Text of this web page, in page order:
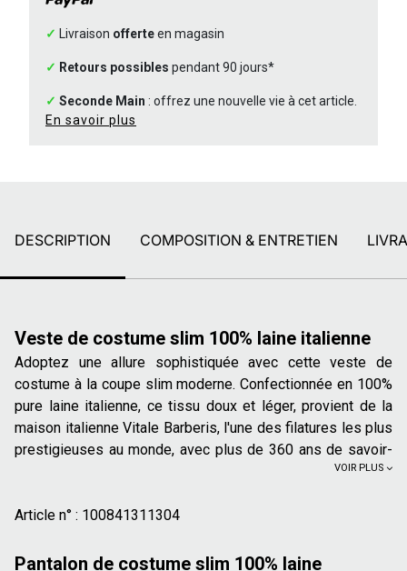
✓ Livraison offerteen magasin
✓ Retours possibles pendant 90 jours*
✓ Seconde Main : offrez une nouvelle vie à cet article.
En savoir plus
DESCRIPTION COMPOSITION & ENTRETIEN
Veste de costume slim 100% laine italienne
Adoptez une allure sophistiquée avec cette veste de
costume à la coupe slim moderne. Confectionnée en 100%
pure laine italienne, ce tissu doux et léger, provient de la
maison italienne Vitale Barberis, l'une des filatures les plus
prestigieuses au monde, avec plus de 360 ans de savoir-
faire. Cette veste structure votre silhouette avec une
points sellier, idéal à porter toute l'année.
VOIR PLUS
Article n° : 100841311304
Pantalon de costume slim 100% laine